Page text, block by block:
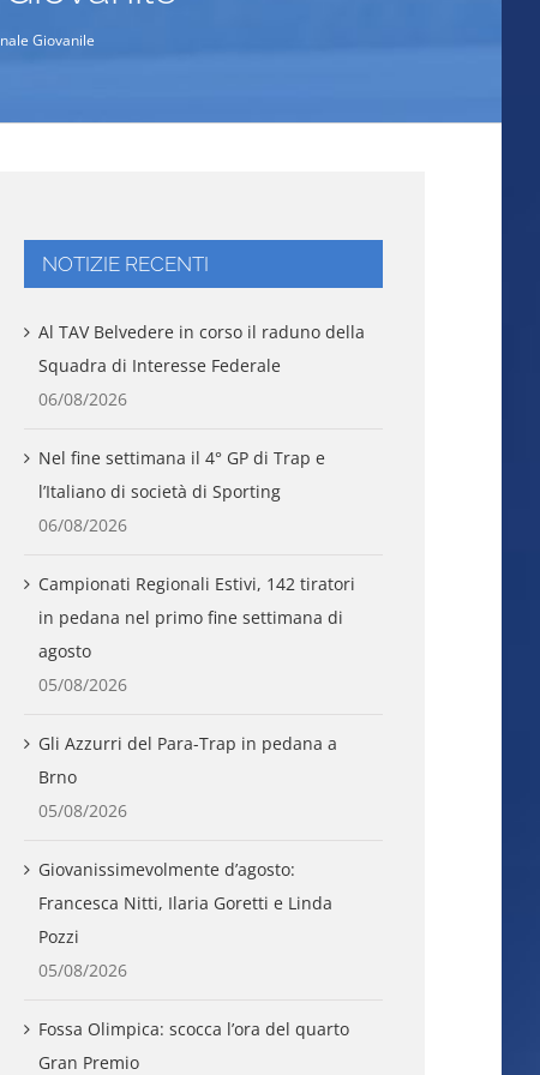
Giovanile
NOTIZIE RECENTI
Al TAV Belvedere in corso il raduno della
Squadra di Interesse Federale
06/08/2026
Nel fine settimana il 4° GP di Trap e
l’Italiano di società di Sporting
06/08/2026
Campionati Regionali Estivi, 142 tiratori
in pedana nel primo fine settimana di
agosto
05/08/2026
Gli Azzurri del Para-Trap in pedana a
Brno
05/08/2026
Giovanissimevolmente d’agosto:
Francesca Nitti, Ilaria Goretti e Linda
Pozzi
05/08/2026
Fossa Olimpica: scocca l’ora del quarto
Gran Premio